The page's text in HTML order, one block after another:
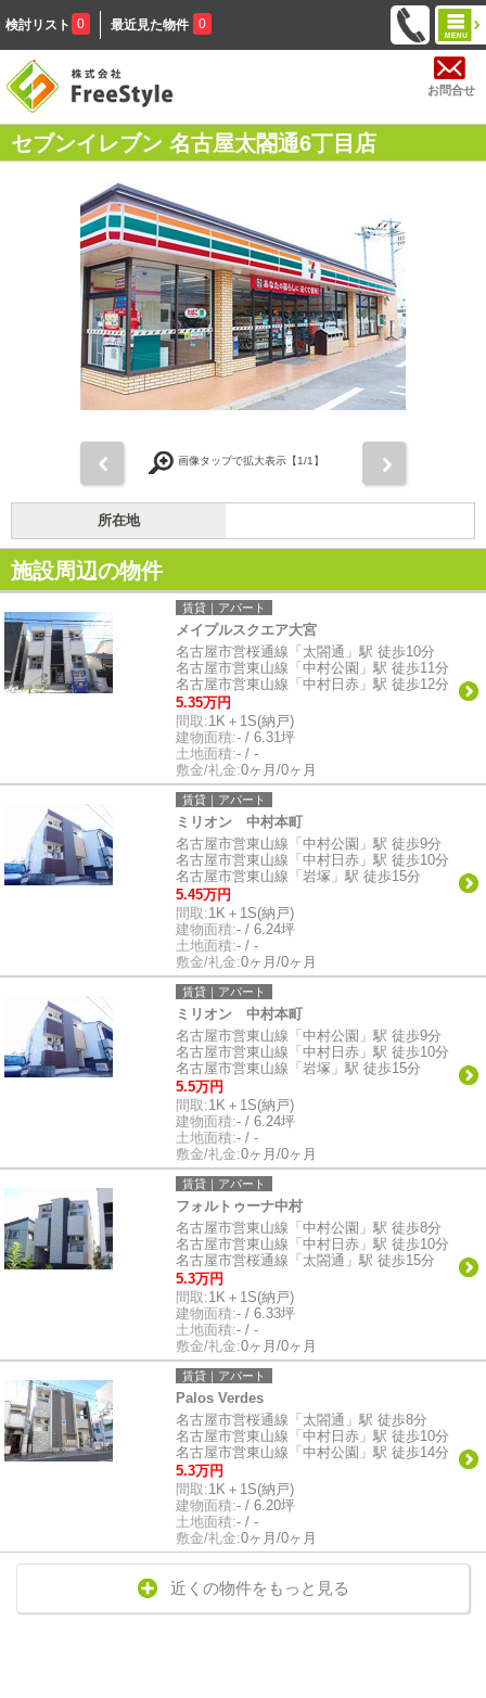
検討リスト 0 最近見た物件 0
お問合せ
セブンイレブン 名古屋太閤通6丁目店
画像タップで拡大表示【1/1】
所在地
施設周辺の物件
賃貸｜アパート
メイプルスクエア大宮
名古屋市営桜通線「太閤通」駅 徒歩10分
名古屋市営東山線「中村公園」駅 徒歩11分
名古屋市営東山線「中村日赤」駅 徒歩12分
5.35万円
間取:1K＋1S(納戸)
建物面積:- / 6.31坪
土地面積:- / -
敷金/礼金:0ヶ月/0ヶ月
賃貸｜アパート
ミリオン 中村本町
名古屋市営東山線「中村公園」駅 徒歩9分
名古屋市営東山線「中村日赤」駅 徒歩10分
名古屋市営東山線「岩塚」駅 徒歩15分
5.45万円
間取:1K＋1S(納戸)
建物面積:- / 6.24坪
土地面積:- / -
敷金/礼金:0ヶ月/0ヶ月
賃貸｜アパート
ミリオン 中村本町
名古屋市営東山線「中村公園」駅 徒歩9分
名古屋市営東山線「中村日赤」駅 徒歩10分
名古屋市営東山線「岩塚」駅 徒歩15分
5.5万円
間取:1K＋1S(納戸)
建物面積:- / 6.24坪
土地面積:- / -
敷金/礼金:0ヶ月/0ヶ月
賃貸｜アパート
フォルトゥーナ中村
名古屋市営東山線「中村公園」駅 徒歩8分
名古屋市営東山線「中村日赤」駅 徒歩10分
名古屋市営桜通線「太閤通」駅 徒歩15分
5.3万円
間取:1K＋1S(納戸)
建物面積:- / 6.33坪
土地面積:- / -
敷金/礼金:0ヶ月/0ヶ月
賃貸｜アパート
Palos Verdes
名古屋市営桜通線「太閤通」駅 徒歩8分
名古屋市営東山線「中村日赤」駅 徒歩10分
名古屋市営東山線「中村公園」駅 徒歩14分
5.3万円
間取:1K＋1S(納戸)
建物面積:- / 6.20坪
土地面積:- / -
敷金/礼金:0ヶ月/0ヶ月
近くの物件をもっと見る